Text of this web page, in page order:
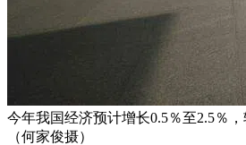
今年我国经济预计增长0.5％至2.5％，
（何家俊摄）